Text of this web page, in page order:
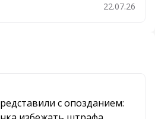
22.07.26
с опозданием: